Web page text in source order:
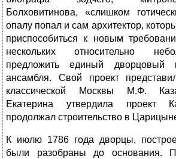
Болховитинова, «слишком
опалу попал и сам архитектор,
приспособиться к новым
нескольких относительно
предложить единый дворцовый
ансамбля. Свой проект
классической Москвы М.Ф.
Екатерина утвердила проект
продолжал строительство в
К июлю 1786 года дворцы,
были разобраны до основания.